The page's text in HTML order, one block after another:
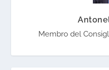
Membro del